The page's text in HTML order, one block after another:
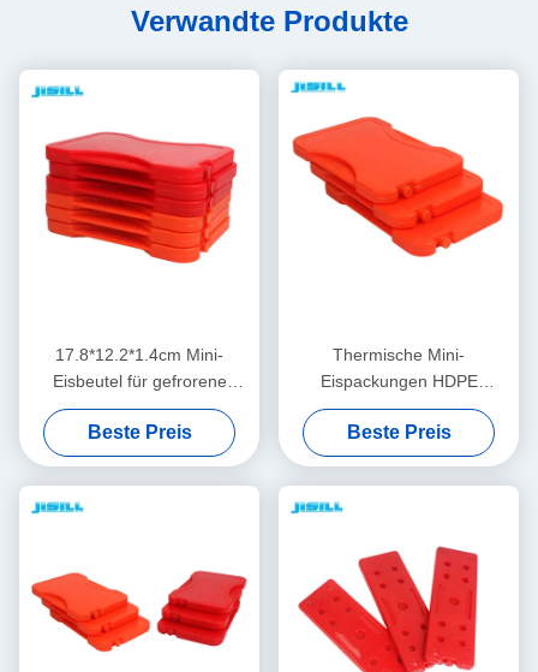
Verwandte Produkte
17.8*12.2*1.4cm Mini-
Eisbeutel für gefrorene
Lebensmittel
Beste Preis
Thermische Mini-
Eispackungen HDPE
Hartschale 17,8 x 12,2 x 1,4
cm
Beste Preis